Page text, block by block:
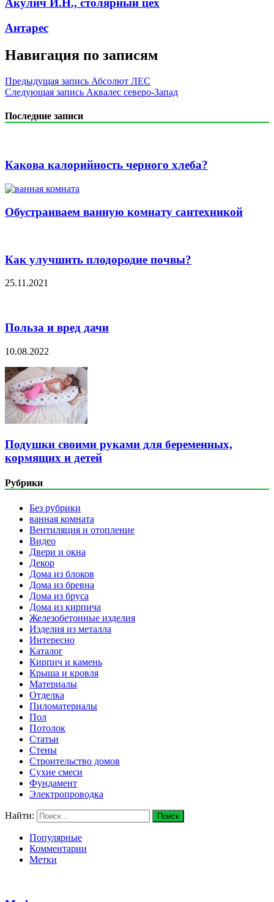
Акулич И.Н., столярный цех
Антарес
Навигация по записям
Предыдущая запись Абсолют ЛЕС
Следующая запись Аквалес северо-Запад
Последние записи
Какова калорийность черного хлеба?
Обустраиваем ванную комнату сантехникой
Как улучшить плодородие почвы?
25.11.2021
Польза и вред дачи
10.08.2022
Подушки своими руками для беременных,
кормящих и детей
Рубрики
Без рубрики
ванная комната
Вентиляция и отопление
Видео
Двери и окна
Декор
Дома из блоков
Дома из бревна
Дома из бруса
Дома из кирпича
Железобетонные изделия
Изделия из металла
Интересно
Каталог
Кирпич и камень
Крыша и кровля
Материалы
Отделка
Пиломатериалы
Пол
Потолок
Статьи
Стены
Строительство домов
Сухие смеси
Фундамент
Электропроводка
Найти:
Популярные
Комментарии
Метки